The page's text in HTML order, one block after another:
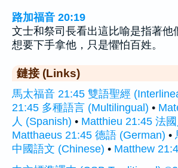
路加福音 20:19
文士和祭司長看出這比喻是指著他
想要下手拿他，只是懼怕百姓。
鏈接 (Links)
馬太福音 21:45 雙語聖經
21:45 多種語言 (Multilingual) •
人 (Spanish) • Matthieu 21:45 法
Matthaeus 21:45 德語 (German) •
中國語文 (Chinese) • Matthew